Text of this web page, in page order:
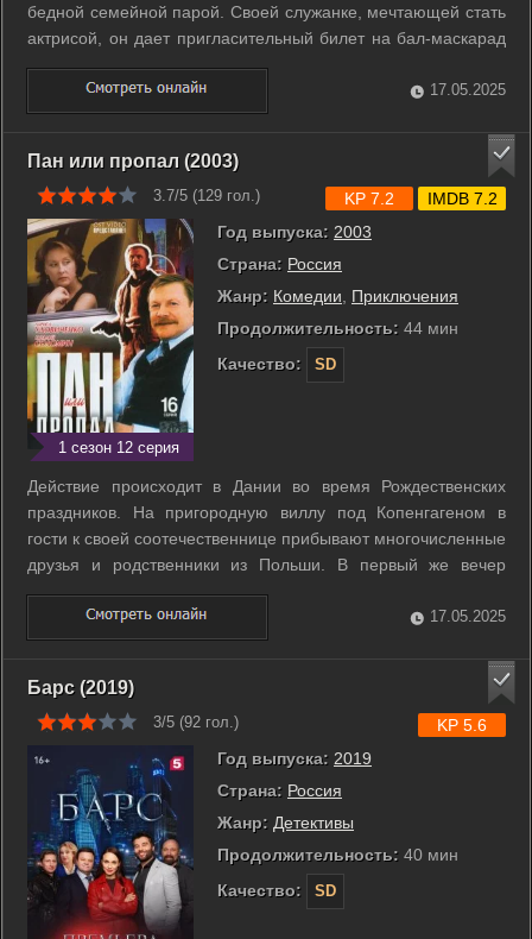
бедной семейной парой. Своей служанке, мечтающей стать
актрисой, он дает пригласительный билет на бал-маскарад
и костюм «летучей мыши», чтобы та «охмурила»
незадачливого ловеласа. Этот разговор слышит жена и
принимает решение тоже отправиться на ...
17.05.2025
Пан или пропал (2003)
3.7/5 (129 гол.)
1 сезон 12 серия
Год выпуска: 2003
Страна: Россия
Жанр: Комедии
Приключения
Продолжительность: 44 мин
Качество:
SD
KP 7.2 IMDB 7.2
Действие происходит в Дании во время Рождественских
праздников. На пригородную виллу под Копенгагеном в
гости к своей соотечественнице прибывают многочисленные
друзья и родственники из Польши. В первый же вечер
происходит загадочное убийство: один из гостей был
заколот шаманским гарпуном. Вся полиция поднята на ноги,
но таинственный и неуловимый ...
17.05.2025
Барс (2019)
3/5 (92 гол.)
Год выпуска: 2019
Страна: Россия
Жанр: Детективы
Продолжительность: 40 мин
Качество:
SD
KP 5.6